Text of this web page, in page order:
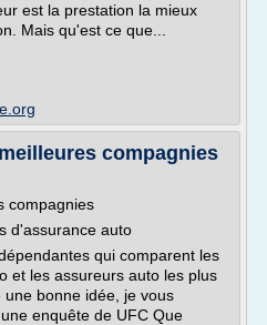
est la prestation la mieux
Mais qu'est ce que...
compagnies
compagnies
d'assurance auto
qui comparent les
et les assureurs auto les plus
bonne idée, je vous
enquête de UFC Que